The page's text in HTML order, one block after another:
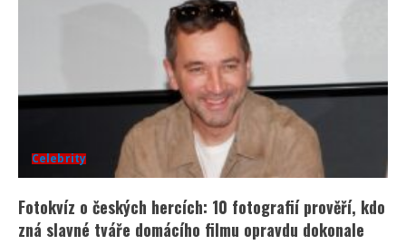
Celebrity
Fotokvíz o českých hercích: 10 fotografií prověří, kdo
zná slavné tváře domácího filmu opravdu dokonale